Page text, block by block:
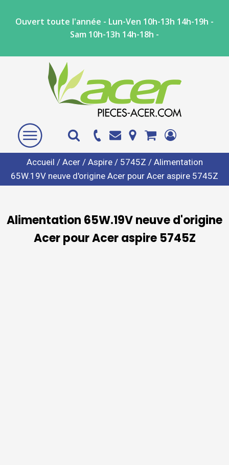
Ouvert toute l'année - Lun-Ven 10h-13h 14h-19h -
Sam 10h-13h 14h-18h -
Accueil / Acer/ Aspire/ 5745Z / Alimentation
65W.19V neuve d'origine Acer pour Acer aspire 5745Z
Alimentation 65W.19V neuve d'origine
Acer pour Acer aspire 5745Z